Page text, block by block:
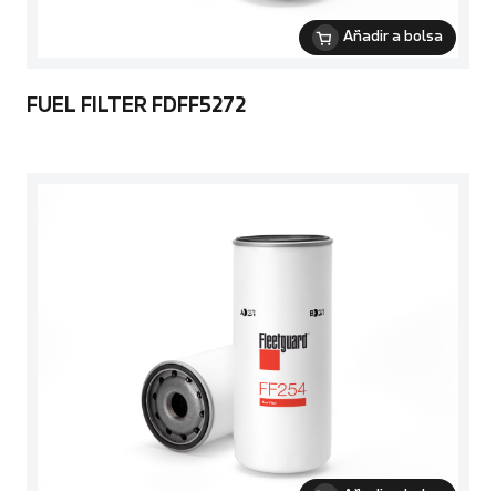
Añadir a bolsa
FUEL FILTER FDFF5272